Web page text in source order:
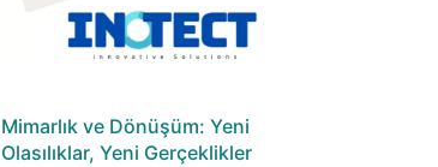
Mimarlık ve Dönüşüm: Yeni
Olasılıklar, Yeni Gerçeklikler